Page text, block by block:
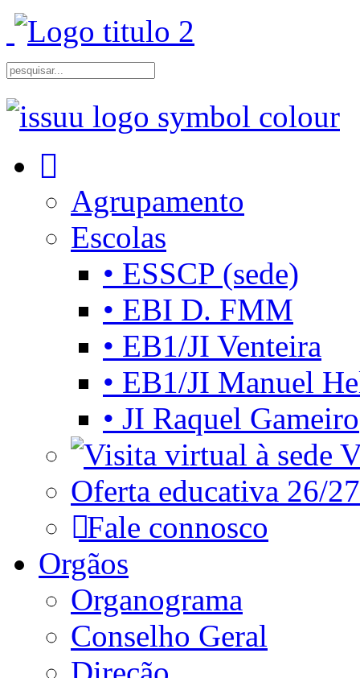
Agrupamento
Escolas
• ESSCP (sede)
• EBI D. FMM
• EB1/JI Venteira
• EB1/JI Manuel
• JI Raquel Gameiro
Oferta educativa 26/27
Fale connosco
Orgãos
Organograma
Conselho Geral